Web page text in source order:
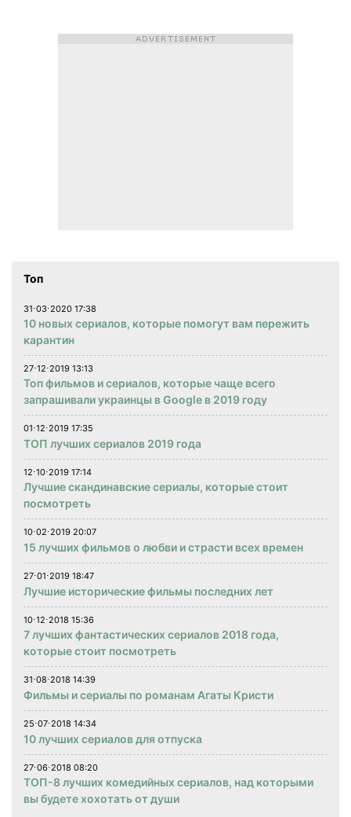
Топ
31⋅03⋅2020 17:38
10 новых сериалов, которые помогут вам пережить
карантин
27⋅12⋅2019 13:13
Топ фильмов и сериалов, которые чаще всего
запрашивали украинцы в Google в 2019 году
01⋅12⋅2019 17:35
ТОП лучших сериалов 2019 года
12⋅10⋅2019 17:14
Лучшие скандинавские сериалы, которые стоит
посмотреть
10⋅02⋅2019 20:07
15 лучших фильмов о любви и страсти всех времен
27⋅01⋅2019 18:47
Лучшие исторические фильмы последних лет
10⋅12⋅2018 15:36
7 лучших фантастических сериалов 2018 года,
которые стоит посмотреть
31⋅08⋅2018 14:39
Фильмы и сериалы по романам Агаты Кристи
25⋅07⋅2018 14:34
10 лучших сериалов для отпуска
27⋅06⋅2018 08:20
ТОП-8 лучших комедийных сериалов, над которыми
вы будете хохотать от души